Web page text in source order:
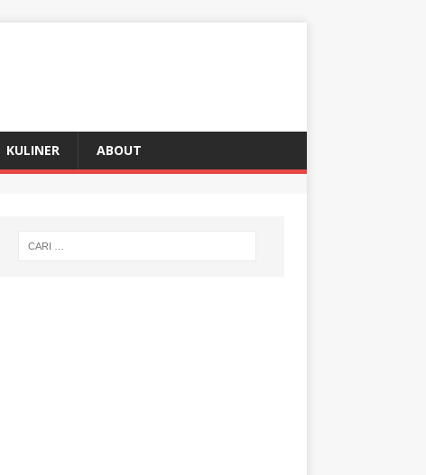
KULINER ABOUT